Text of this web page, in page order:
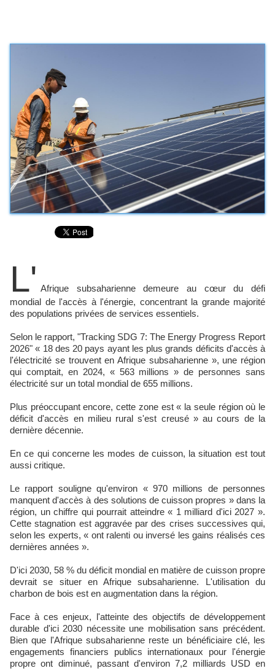
L' Afrique subsaharienne demeure au cœur du défi
mondial de l'accès à l'énergie, concentrant la grande majorité
des populations privées de services essentiels.
Selon le rapport, "Tracking SDG 7: The Energy Progress Report
2026" « 18 des 20 pays ayant les plus grands déficits d'accès à
l'électricité se trouvent en Afrique subsaharienne », une région
qui comptait, en 2024, « 563 millions » de personnes sans
électricité sur un total mondial de 655 millions.
Plus préoccupant encore, cette zone est « la seule région où le
déficit d'accès en milieu rural s'est creusé » au cours de la
dernière décennie.
En ce qui concerne les modes de cuisson, la situation est tout
aussi critique.
Le rapport souligne qu'environ « 970 millions de personnes
manquent d'accès à des solutions de cuisson propres » dans la
région, un chiffre qui pourrait atteindre « 1 milliard d'ici 2027 ».
Cette stagnation est aggravée par des crises successives qui,
selon les experts, « ont ralenti ou inversé les gains réalisés ces
dernières années ».
D'ici 2030, 58 % du déficit mondial en matière de cuisson propre
devrait se situer en Afrique subsaharienne. L'utilisation du
charbon de bois est en augmentation dans la région.
Face à ces enjeux, l'atteinte des objectifs de développement
durable d'ici 2030 nécessite une mobilisation sans précédent.
Bien que l'Afrique subsaharienne reste un bénéficiaire clé, les
engagements financiers publics internationaux pour l'énergie
propre ont diminué, passant d'environ 7,2 milliards USD en